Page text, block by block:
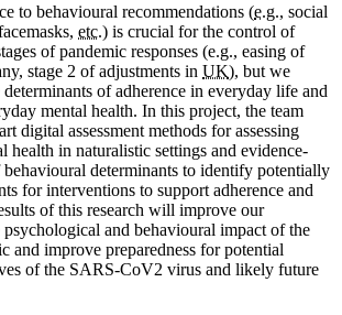
to behavioural recommendations (e.g., social
etc.) is crucial for the control of
of pandemic responses (e.g., easing of
stage 2 of adjustments in UK), but we
of adherence in everyday life and
mental health. In this project, the team
digital assessment methods for assessing
health in naturalistic settings and evidence-
behavioural determinants to identify potentially
for interventions to support adherence and
of this research will improve our
and behavioural impact of the
and improve preparedness for potential
of the SARS-CoV2 virus and likely future